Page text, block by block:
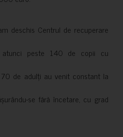
deschis Centrul de recuperare
peste 140 de copii cu
de adulți au venit constant la
se fără încetare, cu grad